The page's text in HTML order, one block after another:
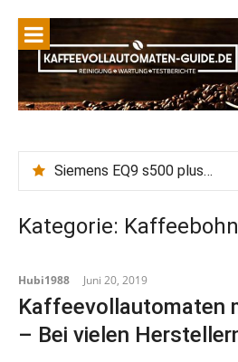
Siemens EQ9 s500 plus connect Wasserhärte einstellen, Entkalken vs Calc n Clean: Wie wirkt die eingestellte Wasserhärte auf Entkalkungszyklen?
Kategorie:
Hubi1988 Juni 20, 2019
Kaffeevollautomaten
– Bei vielen